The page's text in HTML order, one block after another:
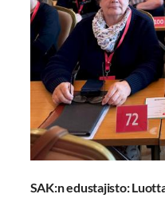
SAK:n edustajisto: